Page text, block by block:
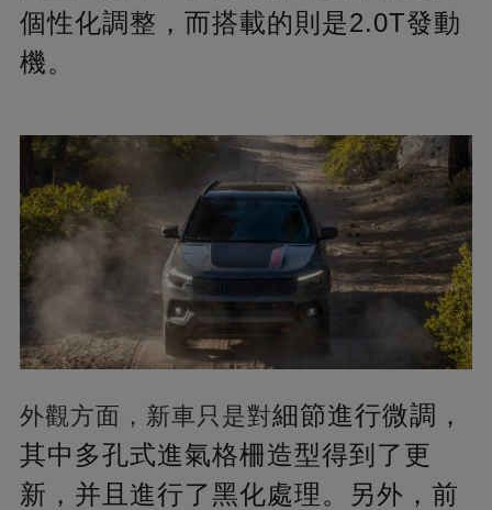
個性化調整，而搭載的則是2.0T發動
機。
外觀方面，新車只是對細節進行微調，
其中多孔式進氣格柵造型得到了更
新，并且進行了黑化處理。另外，前